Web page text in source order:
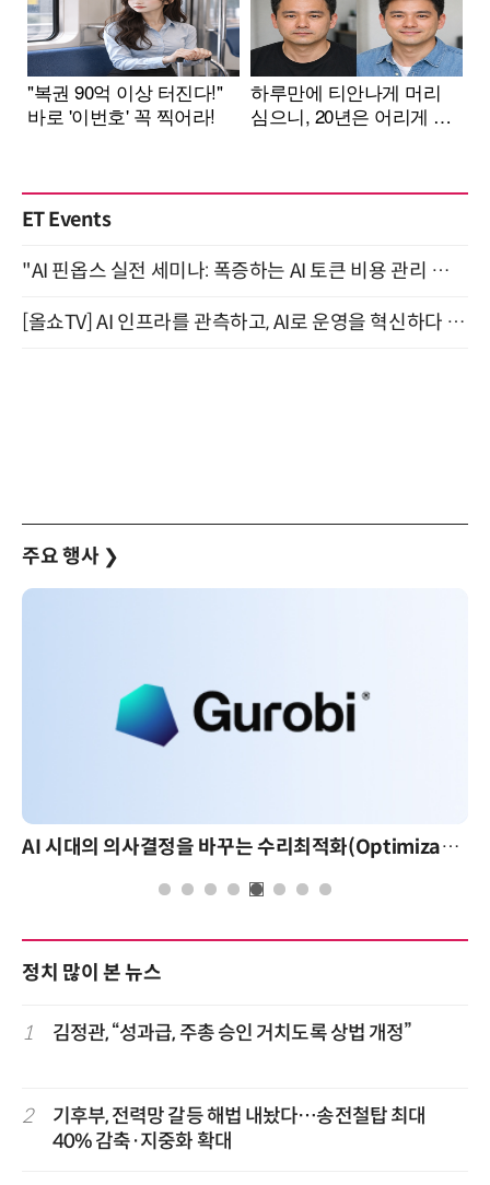
ET Events
"AI 핀옵스 실전 세미나: 폭증하는 AI 토큰 비용 관리 전략" 8월 21일 개최
[올쇼TV] AI 인프라를 관측하고, AI로 운영을 혁신하다 (8월 11일 생방송)
주요 행사 ❯
AI 시대의 의사결정을 바꾸는 수리최적화(Optimization): 실제 산업 적용 사례와 활용 전략
정치 많이 본 뉴스
1 김정관, “성과급, 주총 승인 거치도록 상법 개정”
2
기후부, 전력망 갈등 해법 내놨다…송전철탑 최대
40% 감축·지중화 확대